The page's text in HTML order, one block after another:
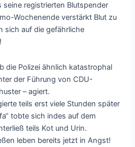
registrierten Blutspender
Wochenende verstärkt Blut zu
sich auf die gefährliche
die Polizei ähnlich katastrophal
der Führung von CDU-
– agiert.
teils erst viele Stunden später
tobte sich indes auf dem
teils Kot und Urin.
leben bereits jetzt in Angst!